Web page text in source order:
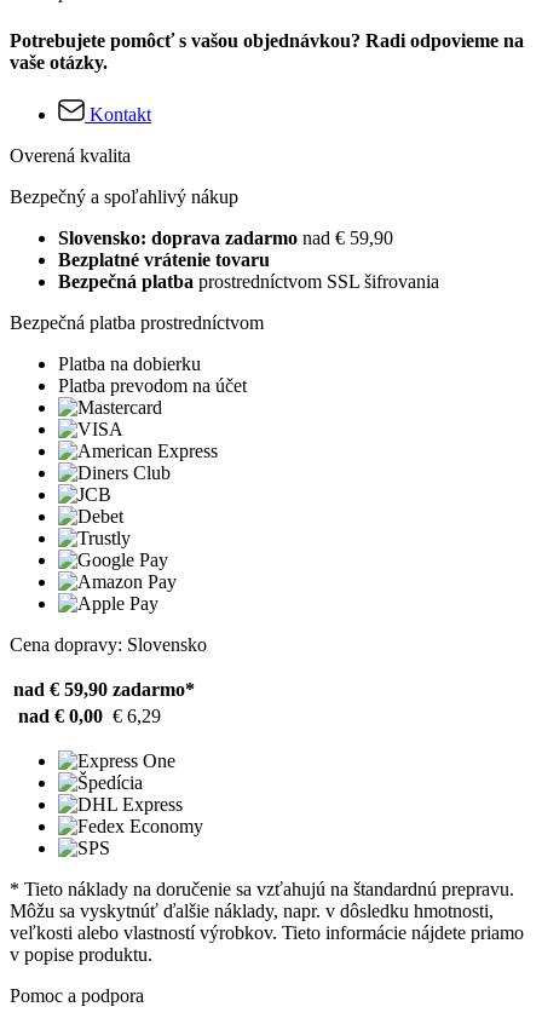
Potrebujete pomôcť s vašou objednávkou? Radi odpovieme na
vaše otázky.
Kontakt
Overená kvalita
Bezpečný a spoľahlivý nákup
Slovensko: doprava zadarmo nad € 59,90
Bezplatné vrátenie tovaru
Bezpečná platba prostredníctvom SSL šifrovania
Bezpečná platba prostredníctvom
Platba na dobierku
Platba prevodom na účet
Cena dopravy: Slovensko
nad € 59,90 zadarmo*
nad € 0,00 € 6,29
* Tieto náklady na doručenie sa vzťahujú na štandardnú prepravu.
Môžu sa vyskytnúť ďalšie náklady, napr. v dôsledku hmotnosti,
veľkosti alebo vlastností výrobkov. Tieto informácie nájdete priamo
v popise produktu.
Pomoc a podpora